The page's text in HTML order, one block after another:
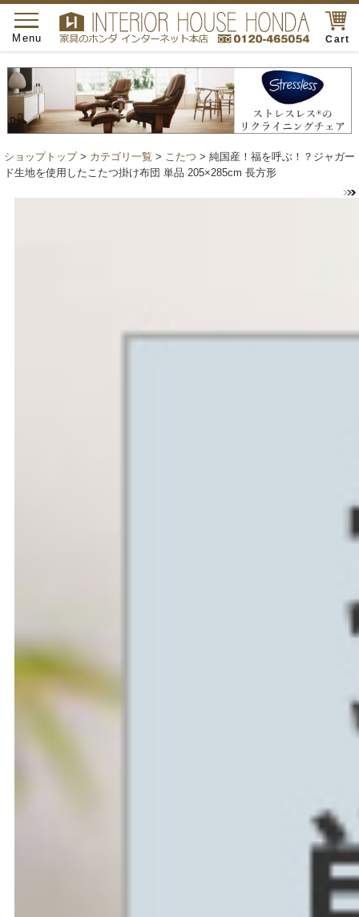
Cart
toggle
navigation
Menu
ショップトップ> カテゴリ一覧 > こたつ > 純国産！福を呼ぶ！？ジャガー
ド生地を使用したこたつ掛け布団 単品 205×285cm 長方形